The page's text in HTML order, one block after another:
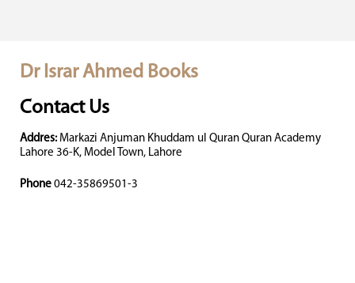
Dr Israr Ahmed Books
Contact Us
Addres: Markazi Anjuman Khuddam ul Quran Quran Academy
Lahore 36-K, Model Town, Lahore
Phone 042-35869501-3